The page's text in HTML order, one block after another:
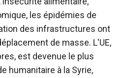
les épidémies de
des infrastructures ont
de masse. L'UE,
est devenue le plus
humanitaire à la Syrie,